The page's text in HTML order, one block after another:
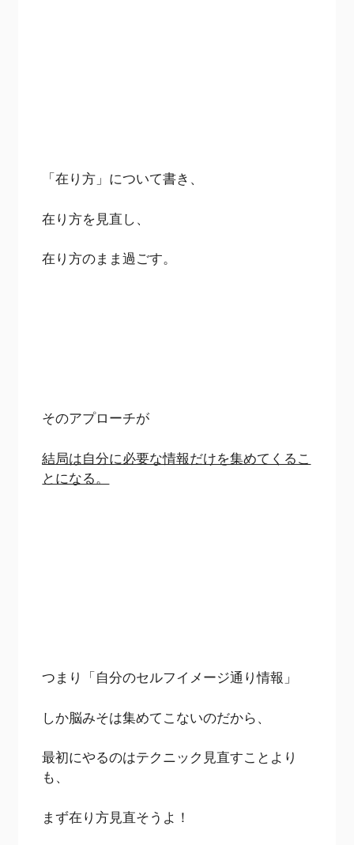
「在り方」について書き、
在り方を見直し、
在り方のまま過ごす。
そのアプローチが
結局は自分に必要な情報だけを集めてくるこ
とになる。
つまり「自分のセルフイメージ通り情報」
しか脳みそは集めてこないのだから、
最初にやるのはテクニック見直すことより
も、
まず在り方見直そうよ！